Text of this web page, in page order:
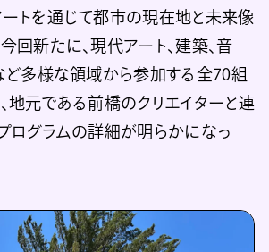
ートを通じて都市の現在地と未来像
回新たに、現代アート、建築、音
ど多様な領域から参加する全70組
地元である前橋のクリエイターと連
ログラムの詳細が明らかになっ